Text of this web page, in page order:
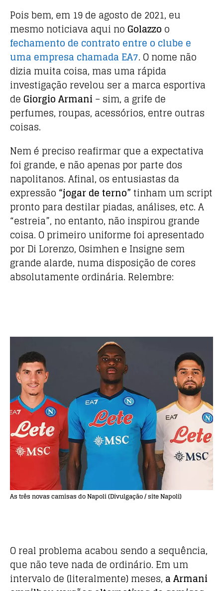
Pois bem, em 19 de agosto de 2021, eu
mesmo noticiava aqui no Golazzo o
fechamento de contrato entre o clube e
uma empresa chamada EA7. O nome não
dizia muita coisa, mas uma rápida
investigação revelou ser a marca esportiva
de Giorgio Armani – sim, a grife de
perfumes, roupas, acessórios, entre outras
coisas.
Nem é preciso reafirmar que a expectativa
foi grande, e não apenas por parte dos
napolitanos. Afinal, os entusiastas da
expressão “jogar de terno”tinham um script
pronto para destilar piadas, análises, etc. A
“estreia”, no entanto, não inspirou grande
coisa. O primeiro uniforme foi apresentado
por Di Lorenzo, Osimhen e Insigne sem
grande alarde, numa disposição de cores
absolutamente ordinária. Relembre:
As três novas camisas do Napoli (Divulgação / site Napoli)
O real problema acabou sendo a sequência,
que não teve nada de ordinário. Em um
intervalo de (literalmente) meses, a Armani